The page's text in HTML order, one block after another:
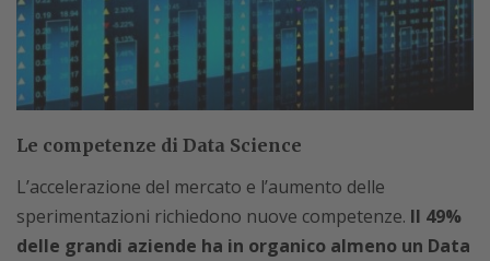
Le competenze di Data Science
L’accelerazione del mercato e l’aumento delle
sperimentazioni richiedono nuove competenze. Il 49%
delle grandi aziende ha in organico almeno un Data